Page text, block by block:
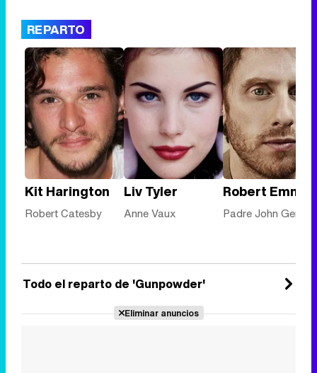
REPARTO
Kit Harington
Robert Catesby
Liv Tyler
Anne Vaux
Robert Emms
Padre John Gerard
Todo el reparto de 'Gunpowder'
Eliminar anuncios